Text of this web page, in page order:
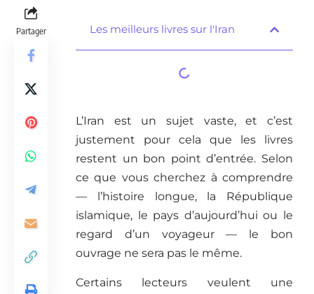
Partager Les meilleurs livres sur l'Iran
L’Iran est un sujet vaste, et c’est
justement pour cela que les livres
restent un bon point d’entrée. Selon
ce que vous cherchez à comprendre
— l’histoire longue, la République
islamique, le pays d’aujourd’hui ou le
regard d’un voyageur — le bon
ouvrage ne sera pas le même.
Certains lecteurs veulent une